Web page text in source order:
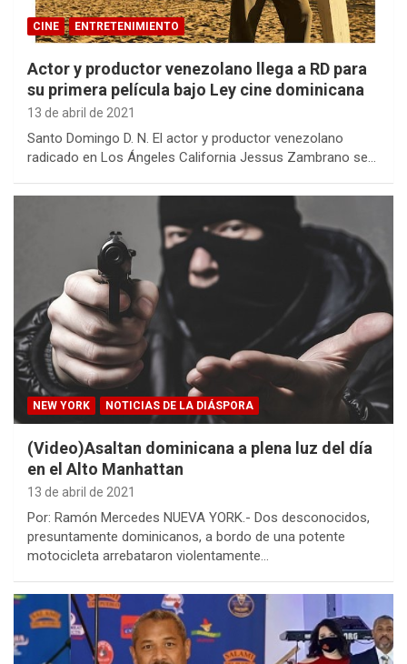
CINE ENTRETENIMIENTO
Actor y productor venezolano llega a RD para
su primera película bajo Ley cine dominicana
13 de abril de 2021
Santo Domingo D. N. El actor y productor venezolano
radicado en Los Ángeles California Jessus Zambrano se…
NEW YORK NOTICIAS DE LA DIÁSPORA
(Video)Asaltan dominicana a plena luz del día
en el Alto Manhattan
13 de abril de 2021
Por: Ramón Mercedes NUEVA YORK.- Dos desconocidos,
presuntamente dominicanos, a bordo de una potente
motocicleta arrebataron violentamente…